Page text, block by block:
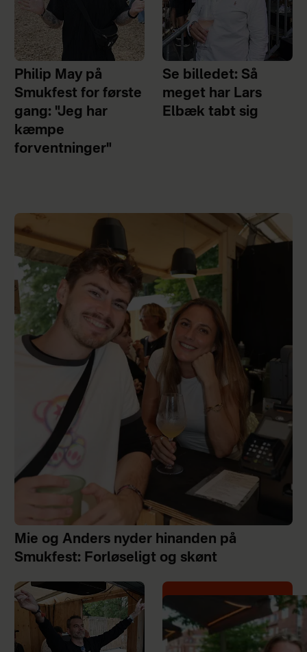
Philip May på
Smukfest for første
gang: "Jeg har
kæmpe
forventninger"
Se billedet: Så
meget har Lars
Elbæk tabt sig
Mie og Anders nyder hinanden på
Smukfest: Forløseligt og skønt